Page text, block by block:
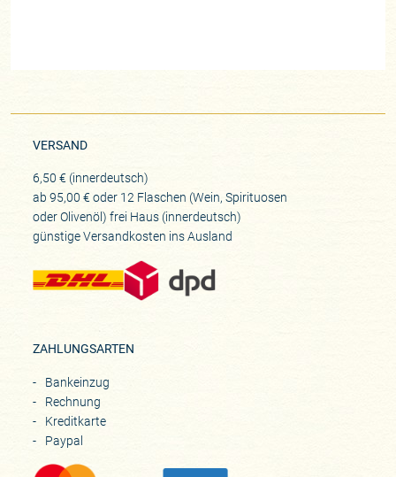
VERSAND
6,50 € (innerdeutsch)
ab 95,00 € oder 12 Flaschen (Wein, Spirituosen
oder Olivenöl) frei Haus (innerdeutsch)
günstige Versandkosten ins Ausland
ZAHLUNGSARTEN
Bankeinzug
Rechnung
Kreditkarte
Paypal